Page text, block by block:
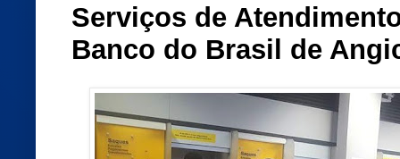
Serviços de
Banco do Brasil de